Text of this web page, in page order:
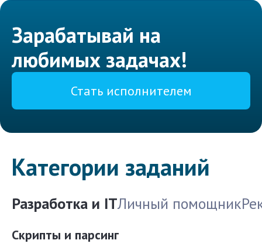
Зарабатывай на
любимых задачах!
Стать исполнителем
Категории заданий
Разработка и ITЛичный помощник
Скрипты и парсинг